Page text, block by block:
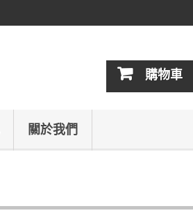
購物車
關於我們